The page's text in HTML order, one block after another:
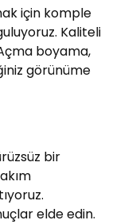
için komple
Kaliteli
boyama,
görünüme
bir
elde edin.